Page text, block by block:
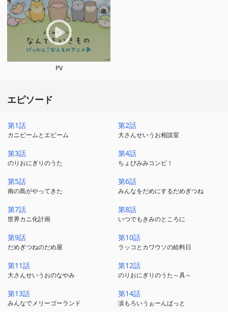
PV
エピソード
第1話
カニビームとエビーム
第2話
大さんせいうお相談室
第3話
のりおにぎりのうた
第4話
ちょびみみコンビ！
第5話
南の島がやってきた
第6話
みんなをだめにするだめぎつね
第7話
世界カニ化計画
第8話
いつでもきみのところに
第9話
だめぎつねのだめ屋
第10話
ラッコとカワウソの給料日
第11話
大さんせいうおのなやみ
第12話
のりおにぎりのうた～具～
第13話
みんなでメリーゴーランド
第14話
涙もろいうぉーんばっと